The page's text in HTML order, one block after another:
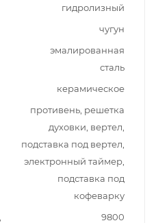
гидролизный
чугун
эмалированная
сталь
керамическое
противень, решетка
духовки, вертел,
подставка под вертел,
электронный таймер,
подставка под
кофеварку
9800